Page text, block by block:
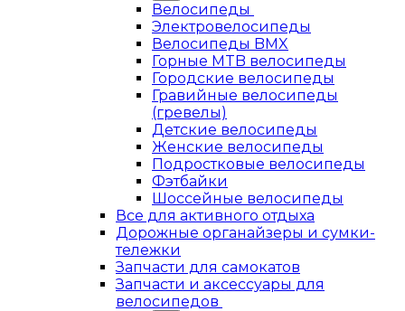
Велосипеды
Электровелосипеды
Велосипеды BMX
Горные MTB велосипеды
Городские велосипеды
Гравийные велосипеды
(гревелы)
Детские велосипеды
Женские велосипеды
Подростковые велосипеды
Фэтбайки
Шоссейные велосипеды
Все для активного отдыха
Дорожные органайзеры и сумки-
тележки
Запчасти для самокатов
Запчасти и аксессуары для
велосипедов